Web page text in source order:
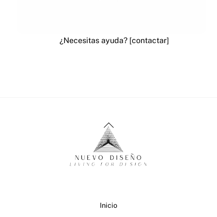
¿Necesitas ayuda? [contactar]
Back
To
Top
Inicio